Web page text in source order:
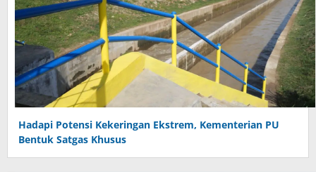
Hadapi Potensi Kekeringan Ekstrem, Kementerian PU
Bentuk Satgas Khusus